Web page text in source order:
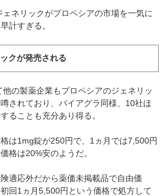
ェネリックがプロペシアの市場を一気に
計すぎる。
クが発売される
の製薬企業もプロペシアのジェネリッ
されており、バイアグラ同様、10社ほ
ることも充分あり得る。
は1mg錠が250円で、1ヵ月では7,500円
格は20%安のようだ。
適応外だから薬価未掲載品で自由価
回1ヵ月5,500円という価格で処方して